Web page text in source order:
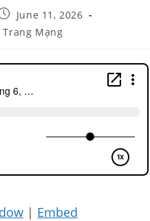
June 11, 2026
Trang Mạng
| Embed